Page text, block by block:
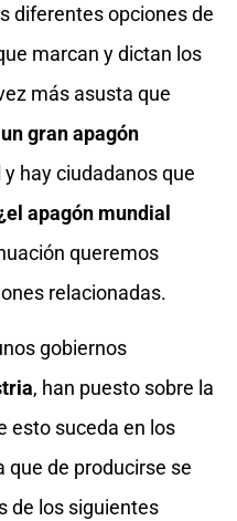
diferentes opciones de
marcan y dictan los
más asusta que
un gran apagón
y hay ciudadanos que
apagón mundial
queremos
relacionadas.
gobiernos
, han puesto sobre la
esto suceda en los
que de producirse se
de los siguientes